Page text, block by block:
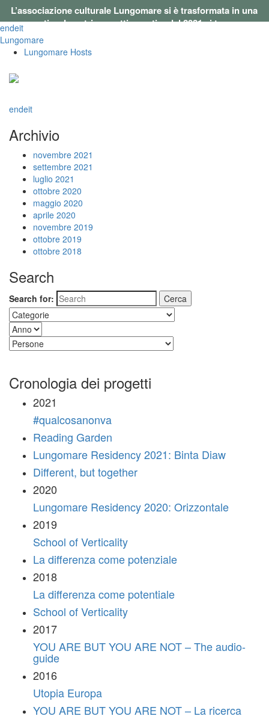
L’associazione culturale Lungomare si è trasformata in una
cooperativa. I nostri progetti a partire dal 2021 si trovano su
endeit
Lungomare
Lungomare Hosts
endeit
Archivio
novembre 2021
settembre 2021
luglio 2021
ottobre 2020
maggio 2020
aprile 2020
novembre 2019
ottobre 2019
ottobre 2018
Search
Search for:
Cronologia dei progetti
2021
#qualcosanonva
Reading Garden
Lungomare Residency 2021: Binta Diaw
Different, but together
2020
Lungomare Residency 2020: Orizzontale
2019
School of Verticality
La differenza come potenziale
2018
La differenza come potentiale
School of Verticality
2017
YOU ARE BUT YOU ARE NOT – The audio-
guide
2016
Utopia Europa
YOU ARE BUT YOU ARE NOT – La ricerca